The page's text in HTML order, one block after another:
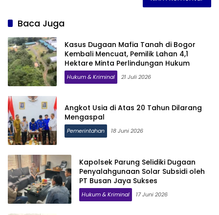
Baca Juga
Kasus Dugaan Mafia Tanah di Bogor
Kembali Mencuat, Pemilik Lahan 4,1
Hektare Minta Perlindungan Hukum
Hukum & Kriminal 21 Juli 2026
Angkot Usia di Atas 20 Tahun Dilarang
Mengaspal
Pemerintahan 18 Juni 2026
Kapolsek Parung Selidiki Dugaan
Penyalahgunaan Solar Subsidi oleh
PT Busan Jaya Sukses
Hukum & Kriminal 17 Juni 2026